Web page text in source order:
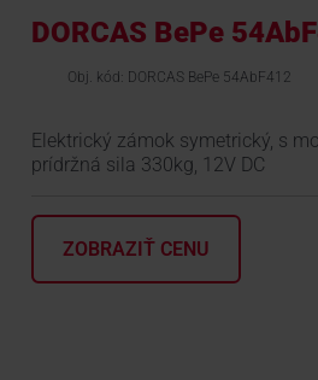
DORCAS BePe
Obj. kód: DORCAS BePe 54AbF412
Elektrický zámok symetrický, s
prídržná sila 330kg, 12V DC
ZOBRAZIŤ CENU